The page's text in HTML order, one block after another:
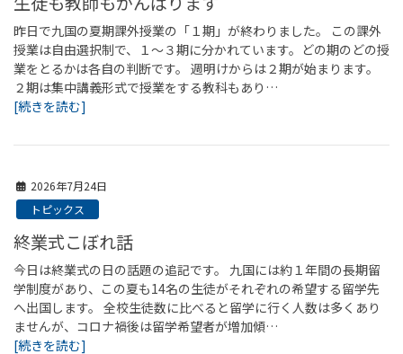
昨日で九国の夏期課外授業の「１期」が終わりました。 この課外
授業は自由選択制で、１～３期に分かれています。どの期のどの授
業をとるかは各自の判断です。 週明けからは２期が始まります。
２期は集中講義形式で授業をする教科もあり…
[続きを読む]
2026年7月24日
トピックス
終業式こぼれ話
今日は終業式の日の話題の追記です。 九国には約１年間の長期留
学制度があり、この夏も14名の生徒がそれぞれの希望する留学先
へ出国します。 全校生徒数に比べると留学に行く人数は多くあり
ませんが、コロナ禍後は留学希望者が増加傾…
[続きを読む]